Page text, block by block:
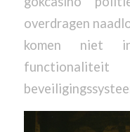
overdragen
komen niet